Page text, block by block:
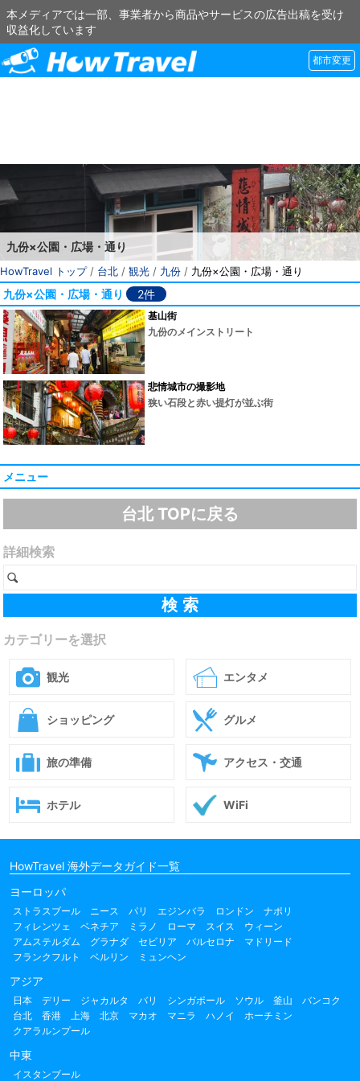
本メディアでは一部、事業者から商品やサービスの広告出稿を受け
収益化しています
都市変更
九份×公園・広場・通り
HowTravel トップ/ 台北 / 観光 / 九份 / 九份×公園・広場・通り
九份×公園・広場・通り 2件
基山街
九份のメインストリート
悲情城市の撮影地
狭い石段と赤い提灯が並ぶ街
メニュー
台北 TOPに戻る
詳細検索
カテゴリーを選択
観光 エンタメ
ショッピング グルメ
旅の準備 アクセス・交通
ホテル WiFi
HowTravel 海外データガイド一覧
ヨーロッパ
ストラスブール ニース パリ エジンバラ ロンドン
ナポリ
フィレンツェ
ベネチア ミラノ ローマ スイス
ウィーン
アムステルダム
グラナダ セビリア バルセロナ
マドリード
フランクフルト
ベルリン ミュンヘン
アジア
日本 デリー ジャカルタ バリ シンガポール ソウル 釜山
バンコク
台北
香港 上海 北京 マカオ マニラ ハノイ
ホーチミン
クアラルンプール
中東
イスタンブール